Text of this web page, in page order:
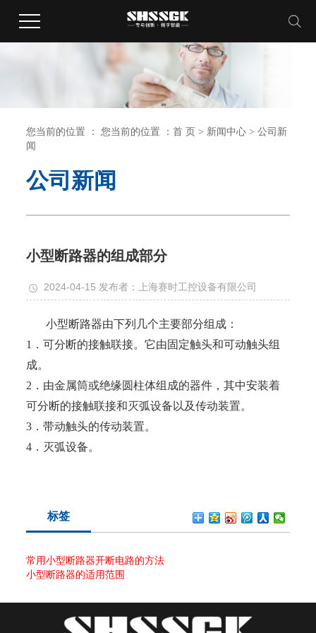
您当前的位置 ： 您当前的位置 ：首 页 > 新闻中心 >公司新
闻
公司新闻
小型断路器的组成部分
2024-04-15 发布者：上海赛时工控设备有限公司
小型断路器由下列几个主要部分组成：
1．可分断的接触联接。它由固定触头和可动触头组
成。
2．由金属筒或绝缘圆柱体组成的器件，其中安装着
可分断的接触联接和灭弧设备以及传动装置。
3．带动触头的传动装置。
4．灭弧设备。
标签
常用小型断路器开断电路的方法
小型断路器的适用范围